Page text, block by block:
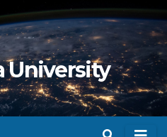
University